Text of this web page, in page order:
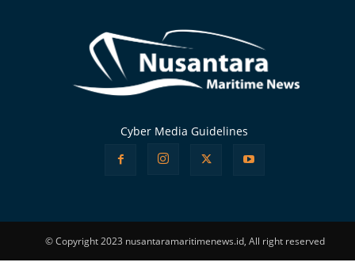
Cyber Media Guidelines
© Copyright 2023 nusantaramaritimenews.id, All right reserved